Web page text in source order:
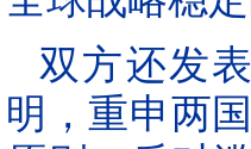
双方还发
明，重申两